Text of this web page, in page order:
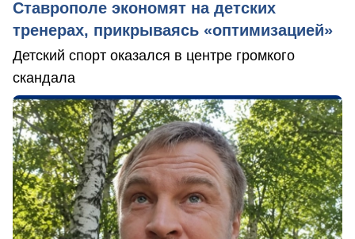
Ставрополе экономят на детских
тренерах, прикрываясь «оптимизацией»
Детский спорт оказался в центре громкого
скандала